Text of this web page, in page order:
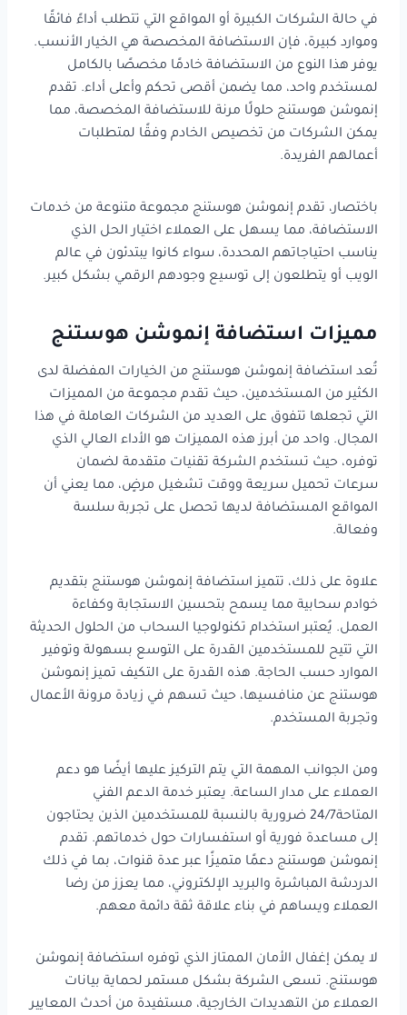
في حالة الشركات الكبيرة أو المواقع التي تتطلب أداءً فائقًا
وموارد كبيرة، فإن الاستضافة المخصصة هي الخيار الأنسب.
يوفر هذا النوع من الاستضافة خادمًا مخصصًا بالكامل
لمستخدم واحد، مما يضمن أقصى تحكم وأعلى أداء. تقدم
إنموشن هوستنج حلولًا مرنة للاستضافة المخصصة، مما
يمكن الشركات من تخصيص الخادم وفقًا لمتطلبات
أعمالهم الفريدة.
باختصار، تقدم إنموشن هوستنج مجموعة متنوعة من خدمات
الاستضافة، مما يسهل على العملاء اختيار الحل الذي
يناسب احتياجاتهم المحددة، سواء كانوا يبتدئون في عالم
الويب أو يتطلعون إلى توسيع وجودهم الرقمي بشكل كبير.
مميزات استضافة إنموشن هوستنج
تُعد استضافة إنموشن هوستنج من الخيارات المفضلة لدى
الكثير من المستخدمين، حيث تقدم مجموعة من المميزات
التي تجعلها تتفوق على العديد من الشركات العاملة في هذا
المجال. واحد من أبرز هذه المميزات هو الأداء العالي الذي
توفره، حيث تستخدم الشركة تقنيات متقدمة لضمان
سرعات تحميل سريعة ووقت تشغيل مرضٍ، مما يعني أن
المواقع المستضافة لديها تحصل على تجربة سلسة
وفعالة.
علاوة على ذلك، تتميز استضافة إنموشن هوستنج بتقديم
خوادم سحابية مما يسمح بتحسين الاستجابة وكفاءة
العمل. يُعتبر استخدام تكنولوجيا السحاب من الحلول الحديثة
التي تتيح للمستخدمين القدرة على التوسع بسهولة وتوفير
الموارد حسب الحاجة. هذه القدرة على التكيف تميز إنموشن
هوستنج عن منافسيها، حيث تسهم في زيادة مرونة الأعمال
وتجربة المستخدم.
ومن الجوانب المهمة التي يتم التركيز عليها أيضًا هو دعم
العملاء على مدار الساعة. يعتبر خدمة الدعم الفني
المتاحة24/7 ضرورية بالنسبة للمستخدمين الذين يحتاجون
إلى مساعدة فورية أو استفسارات حول خدماتهم. تقدم
إنموشن هوستنج دعمًا متميزًا عبر عدة قنوات، بما في ذلك
الدردشة المباشرة والبريد الإلكتروني، مما يعزز من رضا
العملاء ويساهم في بناء علاقة ثقة دائمة معهم.
لا يمكن إغفال الأمان الممتاز الذي توفره استضافة إنموشن
هوستنج. تسعى الشركة بشكل مستمر لحماية بيانات
العملاء من التهديدات الخارجية، مستفيدة من أحدث المعايير